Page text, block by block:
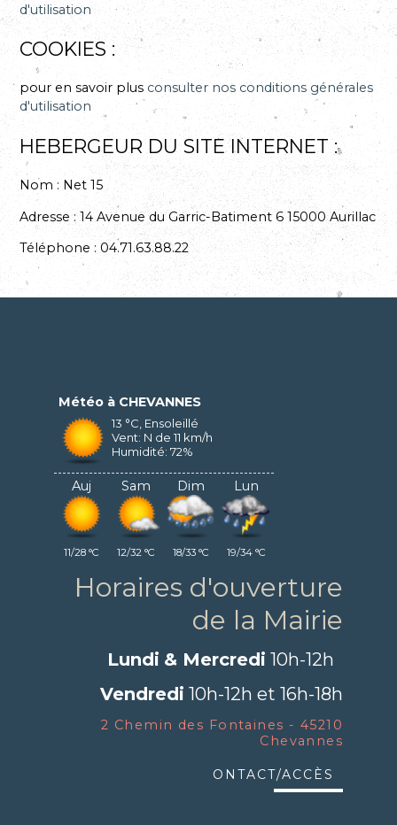
d'utilisation
COOKIES :
pour en savoir plus consulter nos conditions générales
d'utilisation
HEBERGEUR DU SITE INTERNET :
Nom : Net 15
Adresse :14 Avenue du Garric-Batiment 6 15000 Aurillac
Téléphone :04.71.63.88.22
CHEVANNES
13 °C, Ensoleillé
Vent: N de 11 km/h
Humidité: 72%
Auj
11/28 °C
Sam
12/32 °C
Dim
18/33 °C
Lun
19/34 °C
Horaires d'ouverture
de la Mairie
Lundi & Mercredi 10h-12h
Vendredi 10h-12h et 16h-18h
2 Chemin des Fontaines - 45210
Chevannes
ontact/Accès